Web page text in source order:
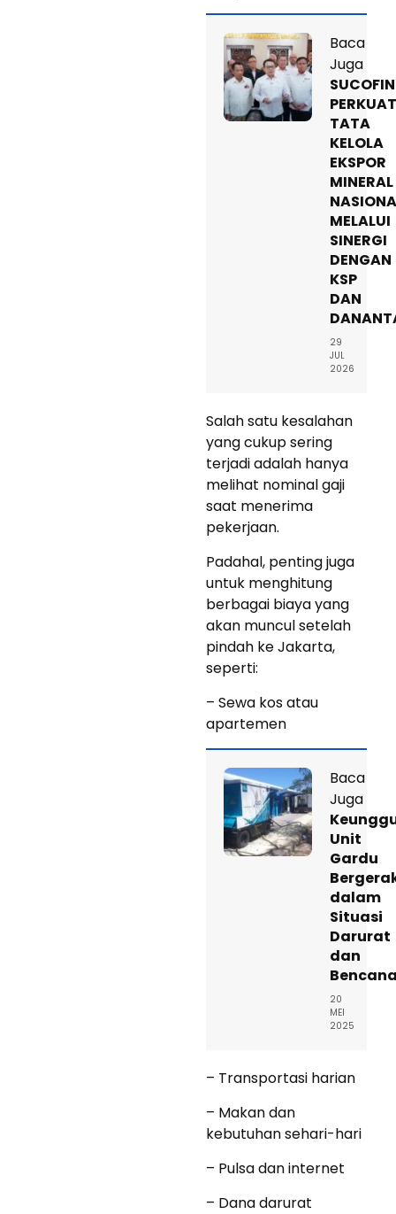
Baca
Juga
PERKUAT
TATA
KELOLA
EKSPOR
MINERAL
MELALUI
SINERGI
DENGAN
KSP
DAN
29
JUL
2026
Salah satu kesalahan
yang cukup sering
terjadi adalah hanya
melihat nominal gaji
saat menerima
pekerjaan.
Padahal, penting juga
untuk menghitung
berbagai biaya yang
akan muncul setelah
pindah ke Jakarta,
seperti:
– Sewa kos atau
apartemen
Baca
Juga
Unit
Gardu
dalam
Situasi
Darurat
dan
20
MEI
2025
– Transportasi harian
– Makan dan
kebutuhan sehari-hari
– Pulsa dan internet
– Dana darurat